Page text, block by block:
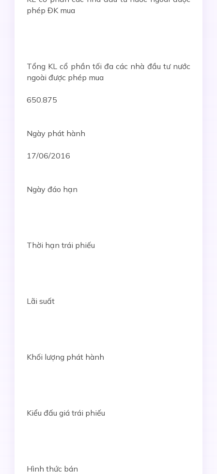
phép ĐK mua
Tổng KL cổ phần tối đa các nhà đầu tư nước
ngoài được phép mua
650.875
Ngày phát hành
17/06/2016
Ngày đáo hạn
Thời hạn trái phiếu
Lãi suất
Khối lượng phát hành
Kiểu đấu giá trái phiếu
Hình thức bán